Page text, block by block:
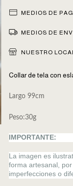
MEDIOS DE
MEDIOS DE
NUESTRO
Collar de tela con
Largo 99cm
Peso:30g
IMPORTANTE:
La imagen es
forma artesanal,
imperfecciones o